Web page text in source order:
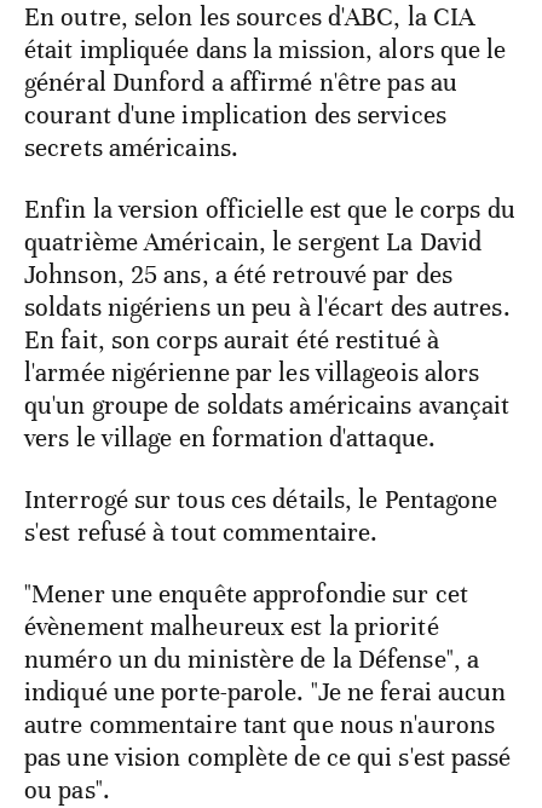
En outre, selon les sources d'ABC, la CIA
était impliquée dans la mission, alors que le
général Dunford a affirmé n'être pas au
courant d'une implication des services
secrets américains.
Enfin la version officielle est que le corps du
quatrième Américain, le sergent La David
Johnson, 25 ans, a été retrouvé par des
soldats nigériens un peu à l'écart des autres.
En fait, son corps aurait été restitué à
l'armée nigérienne par les villageois alors
qu'un groupe de soldats américains avançait
vers le village en formation d'attaque.
Interrogé sur tous ces détails, le Pentagone
s'est refusé à tout commentaire.
"Mener une enquête approfondie sur cet
évènement malheureux est la priorité
numéro un du ministère de la Défense", a
indiqué une porte-parole. "Je ne ferai aucun
autre commentaire tant que nous n'aurons
pas une vision complète de ce qui s'est passé
ou pas".